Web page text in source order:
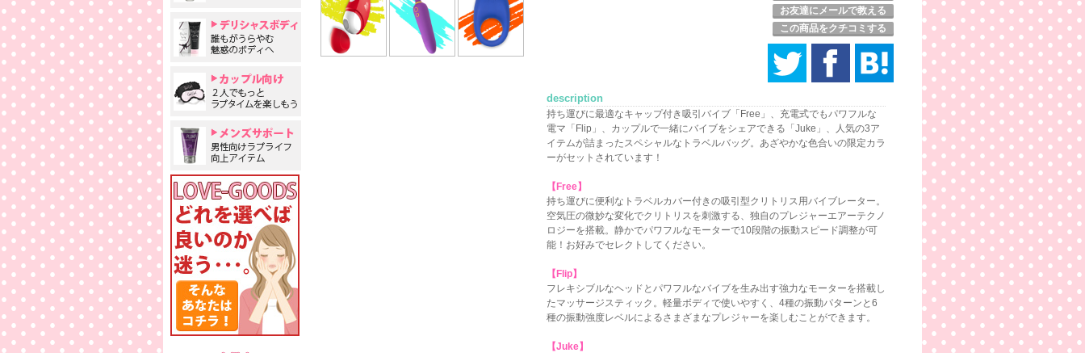
お友達にメールで教える
この商品をクチコミする
description
持ち運びに最適なキャップ付き吸引バイブ「Free」、充電式でもパワフルな
電マ「Flip」、カップルで一緒にバイブをシェアできる「Juke」、人気の3ア
イテムが詰まったスペシャルなトラベルバッグ。あざやかな色合いの限定カラ
ーがセットされています！
【Free】
持ち運びに便利なトラベルカバー付きの吸引型クリトリス用バイブレーター。
空気圧の微妙な変化でクリトリスを刺激する、独自のプレジャーエアーテクノ
ロジーを搭載。静かでパワフルなモーターで10段階の振動スピード調整が可
能！お好みでセレクトしてください。
【Flip】
フレキシブルなヘッドとパワフルなバイブを生み出す強力なモーターを搭載し
たマッサージスティック。軽量ボディで使いやすく、4種の振動パターンと6
種の振動強度レベルによるさまざまなプレジャーを楽しむことができます。
【Juke】